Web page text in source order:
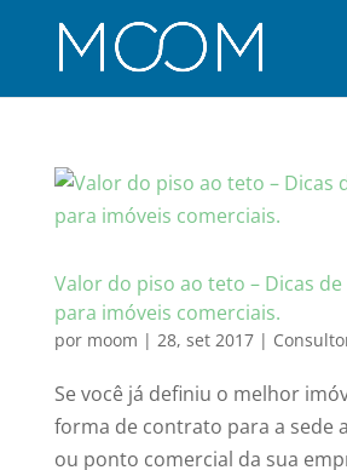
Valor do piso ao teto – Dicas
para imóveis comerciais.
por moom | 28, set 2017|
Se você já definiu o melhor
forma de contrato para a sede
ou ponto comercial da sua